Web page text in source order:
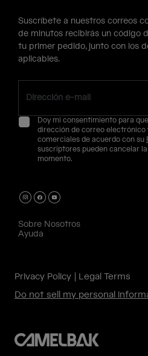
Suscríbete a nuestros correos
de minutos recibirás un código
tu primer pedido, junto con los
aplicables.
Doy mi consentimiento para
dirección de correo electrónico
comerciales de acuerdo con su
suscriptores pueden cancelar
momento.
Sobre Nosotros
Ayuda
Privacy Policy
Legal Terms
Do not sell my personal